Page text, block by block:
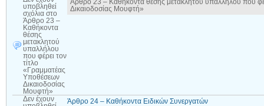
υποβληθεί
σχόλια στο
Άρθρο 23 –
Καθήκοντα
θέσης
μετακλητού
υπαλλήλου
που φέρει τον
τίτλο
«Γραμματέας
Υποθέσεων
Δικαιοδοσίας
Μουφτή»
Άρθρο 23 – Καθήκοντα θέσης μετακλητού υπαλλήλου που
Δικαιοδοσίας Μουφτή»
Δεν έχουν
Άρθρο 24 – Καθήκοντα Ειδικών Συνεργατών